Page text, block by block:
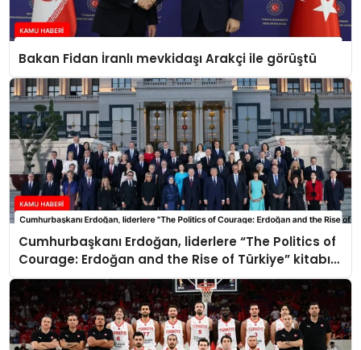
Bakan Fidan İranlı mevkidaşı Arakçi ile görüştü
Cumhurbaşkanı Erdoğan, liderlere “The Politics of
Courage: Erdoğan and the Rise of Türkiye” kitabını
takdim etti